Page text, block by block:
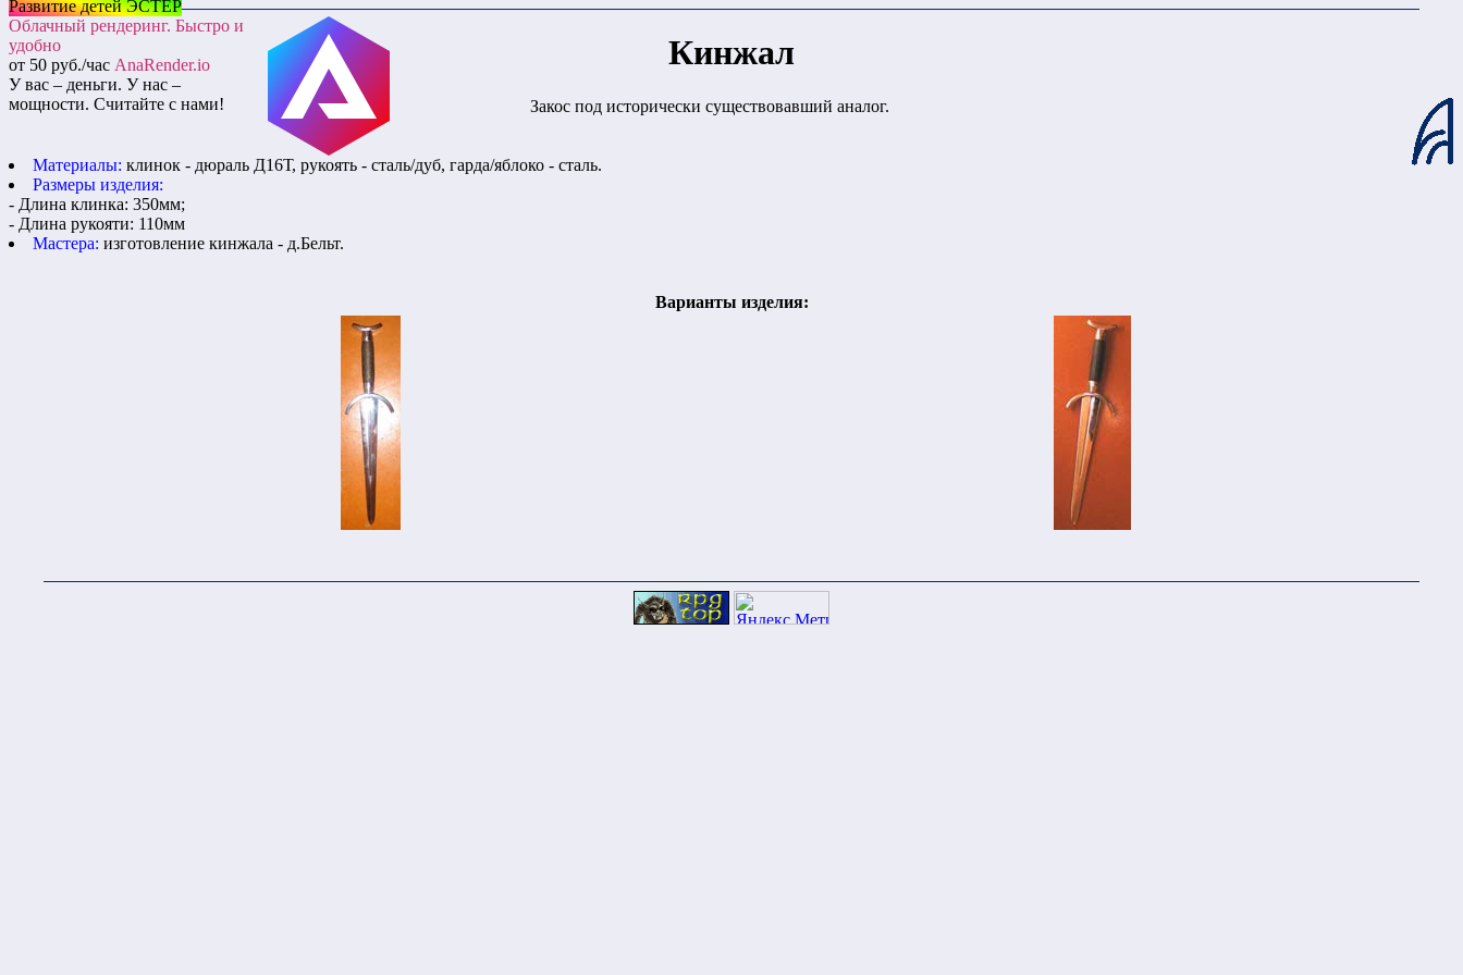
Кинжал
Закос под исторически существовавший аналог.
Материалы: клинок - дюраль Д16Т, рукоять - сталь/дуб, гарда/яблоко - сталь.
Размеры изделия:
- Длина клинка: 350мм;
- Длина рукояти: 110мм
Мастера: изготовление кинжала - д.Бельт.
Варианты изделия:
Развитие детей ЭСТЕР
Облачный рендеринг. Быстро и
удобно
от 50 руб./час AnaRender.io
У вас – деньги. У нас –
мощности. Считайте с нами!